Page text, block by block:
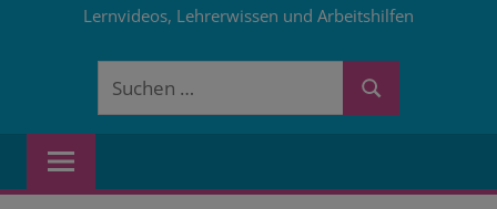
Lernvideos, Lehrerwissen und Arbeitshilfen
Suchen
Suchen